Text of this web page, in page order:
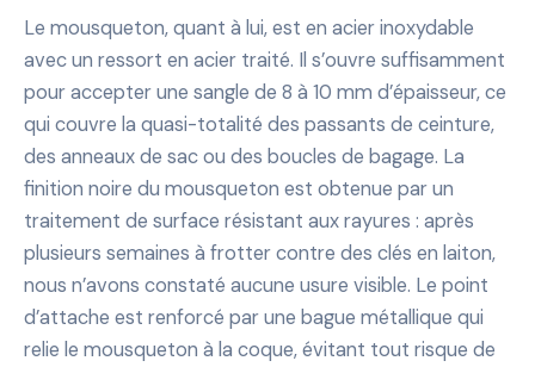
Le mousqueton, quant à lui, est en acier inoxydable
avec un ressort en acier traité. Il s’ouvre suffisamment
pour accepter une sangle de 8 à 10 mm d’épaisseur, ce
qui couvre la quasi-totalité des passants de ceinture,
des anneaux de sac ou des boucles de bagage. La
finition noire du mousqueton est obtenue par un
traitement de surface résistant aux rayures : après
plusieurs semaines à frotter contre des clés en laiton,
nous n’avons constaté aucune usure visible. Le point
d’attache est renforcé par une bague métallique qui
relie le mousqueton à la coque, évitant tout risque de